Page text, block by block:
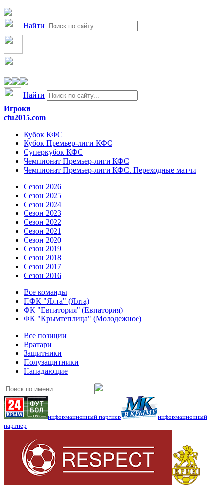
Найти
Найти
Игроки
cfu2015.com
Кубок КФС
Кубок Премьер-лиги КФС
Суперкубок КФС
Чемпионат Премьер-лиги КФС
Чемпионат Премьер-лиги КФС. Переходные матчи
Сезон 2026
Сезон 2025
Сезон 2024
Сезон 2023
Сезон 2022
Сезон 2021
Сезон 2020
Сезон 2019
Сезон 2018
Сезон 2017
Сезон 2016
Все команды
ПФК "Ялта" (Ялта)
ФК "Евпатория" (Евпатория)
ФК "Крымтеплица" (Молодежное)
Все позиции
Вратари
Защитники
Полузащитники
Нападающие
информационный партнер
информационный
партнер